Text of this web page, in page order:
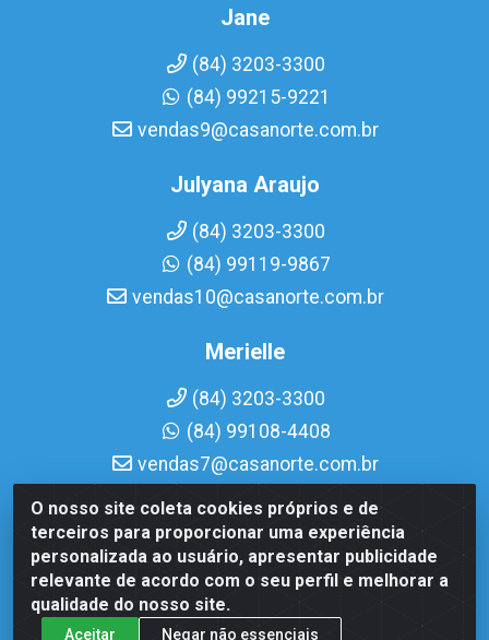
O nosso site coleta cookies próprios e de
terceiros para proporcionar uma experiência
personalizada ao usuário, apresentar publicidade
relevante de acordo com o seu perfil e melhorar a
qualidade do nosso site.
Aceitar Negar não essenciais
Jane
(84) 3203-3300
(84) 99215-9221
vendas9@casanorte.com.br
Julyana Araujo
(84) 3203-3300
(84) 99119-9867
vendas10@casanorte.com.br
Merielle
(84) 3203-3300
(84) 99108-4408
vendas7@casanorte.com.br
Casa Norte LTDA - Av. Interventor Mário Câmara, 1815 -
Dix-Sept Rosado, Natal/RN - CEP 59054-600 - CNPJ
08.713.513/0001-51